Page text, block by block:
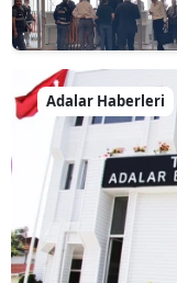
Adalar Haberleri